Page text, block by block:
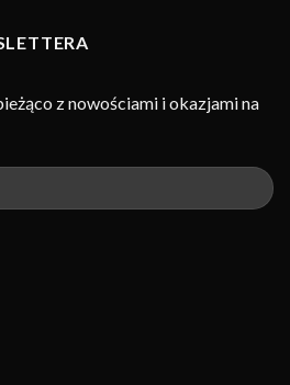
z nowościami i okazjami na